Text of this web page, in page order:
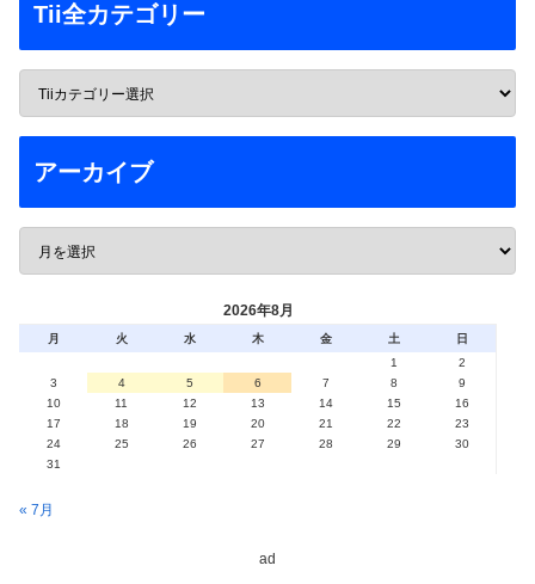
Tii全カテゴリー
アーカイブ
2026年8月
月 火 水 木 金 土
日
1
2
3
4 5 6 7 8
9
10
11 12 13 14 15
16
17
18 19 20 21 22
23
24
25 26 27 28 29
30
31
« 7月
ad